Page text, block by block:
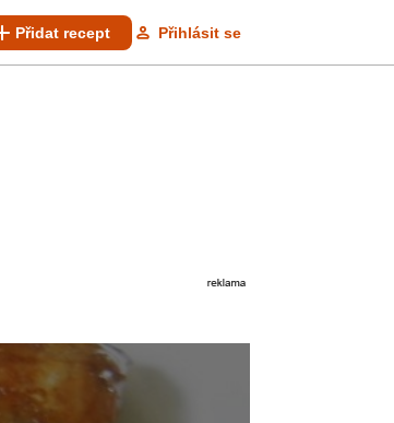
Přidat recept Přihlásit se